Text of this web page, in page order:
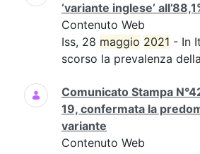
‘variante inglese’
Contenuto Web
Iss, 28 maggio 2021 - In
scorso la prevalenza
Comunicato Stampa
19, confermata la
variante
Contenuto Web